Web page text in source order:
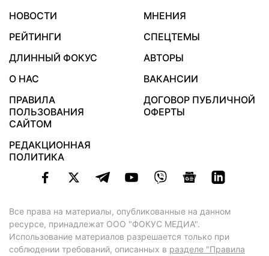
НОВОСТИ
МНЕНИЯ
РЕЙТИНГИ
СПЕЦТЕМЫ
ДЛИННЫЙ ФОКУС
АВТОРЫ
О НАС
ВАКАНСИИ
ПРАВИЛА
ПОЛЬЗОВАНИЯ
САЙТОМ
ДОГОВОР ПУБЛИЧНОЙ
ОФЕРТЫ
РЕДАКЦИОННАЯ
ПОЛИТИКА
Все права на материалы, опубликованные на данном
ресурсе, принадлежат ООО "ФОКУС МЕДИА".
Использование материалов разрешается только при
соблюдении требований, описанных в разделе "Правила